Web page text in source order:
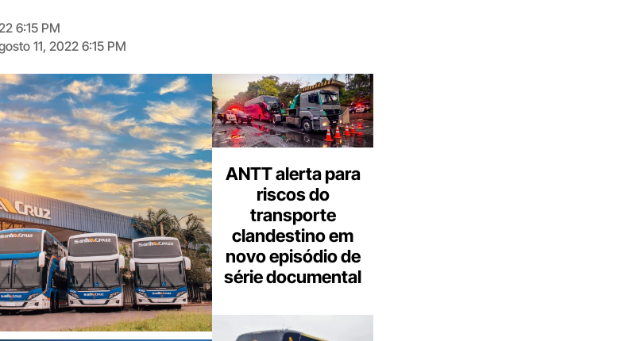
6:15 PM
11, 2022 6:15 PM
ANTT alerta para
riscos do
transporte
clandestino em
novo episódio de
série documental
aqui
o
seu
e-
mail